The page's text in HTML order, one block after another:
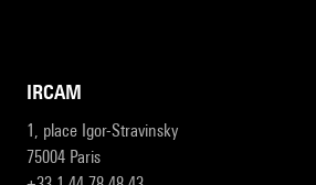
IRCAM
1, place Igor-Stravinsky
75004 Paris